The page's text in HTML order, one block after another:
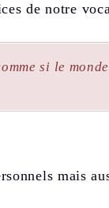
de notre
si le
mais